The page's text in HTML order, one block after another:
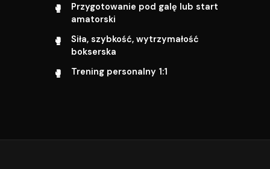
Przygotowanie pod galę lub start
amatorski
Siła, szybkość, wytrzymałość
bokserska
Trening personalny 1:1